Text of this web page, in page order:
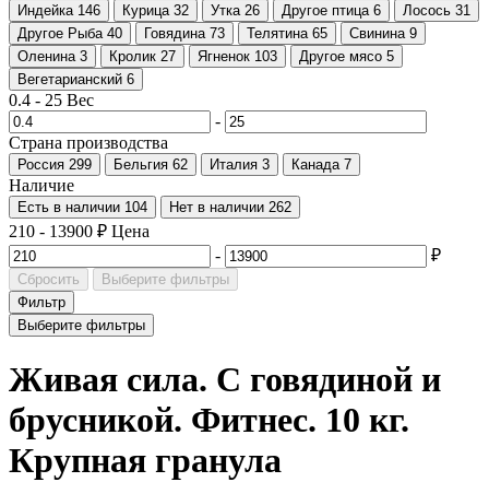
Индейка 146 Курица 32 Утка 26 Другое птица 6 Лосось 31
Другое Рыба 40 Говядина 73 Телятина 65 Свинина 9
Оленина 3 Кролик 27 Ягненок 103 Другое мясо 5
Вегетарианский 6
0.4 - 25 Вес
-
Страна производства
Россия 299 Бельгия 62 Италия 3 Канада 7
Наличие
Есть в наличии 104 Нет в наличии 262
210 - 13900 ₽ Цена
-
₽
Сбросить
Выберите фильтры
Фильтр
Выберите фильтры
Живая сила. С говядиной и
брусникой. Фитнес. 10 кг.
Крупная гранула